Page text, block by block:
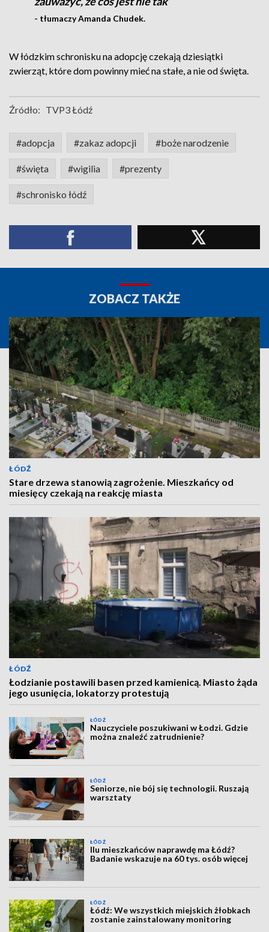
- tłumaczy Amanda Chudek.
W łódzkim schronisku na adopcję czekają dziesiątki
zwierząt, które dom powinny mieć na stałe, a nie od święta.
Źródło: TVP3 Łódź
#adopcja #zakaz adopcji #boże narodzenie
#święta #wigilia #prezenty
#schronisko łódź
ZOBACZ TAKŻE
ŁÓDŹ
Stare drzewa stanowią zagrożenie. Mieszkańcy od
miesięcy czekają na reakcję miasta
ŁÓDŹ
Łodzianie postawili basen przed kamienicą. Miasto żąda
jego usunięcia, lokatorzy protestują
ŁÓDŹ
Nauczyciele poszukiwani w Łodzi. Gdzie
można znaleźć zatrudnienie?
ŁÓDŹ
Seniorze, nie bój się technologii. Ruszają
warsztaty
ŁÓDŹ
Ilu mieszkańców naprawdę ma Łódź?
Badanie wskazuje na 60 tys. osób więcej
ŁÓDŹ
Łódź: We wszystkich miejskich żłobkach
zostanie zainstalowany monitoring